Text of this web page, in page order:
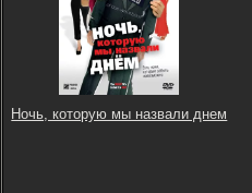
Ночь, которую мы назвали днем